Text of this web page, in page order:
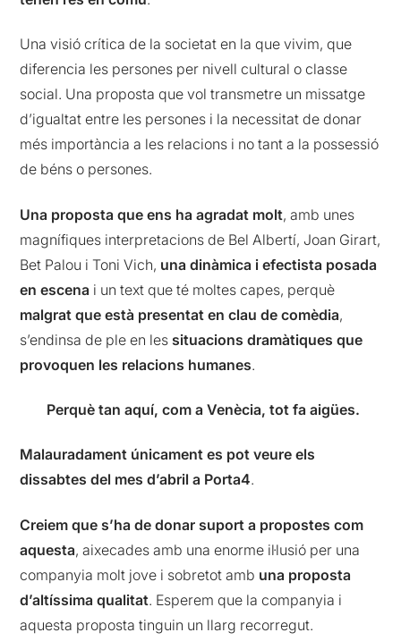
Una visió crítica de la societat en la que vivim, que
diferencia les persones per nivell cultural o classe
social. Una proposta que vol transmetre un missatge
d’igualtat entre les persones i la necessitat de donar
més importància a les relacions i no tant a la possessió
de béns o persones.
Una proposta que ens ha agradat molt, amb unes
magnífiques interpretacions de Bel Albertí, Joan Girart,
Bet Palou i Toni Vich, una dinàmica i efectista posada
en escena i un text que té moltes capes, perquè
malgrat que està presentat en clau de comèdia,
s’endinsa de ple en les situacions dramàtiques que
provoquen les relacions humanes.
Perquè tan aquí, com a Venècia, tot fa aigües.
Malauradament únicament es pot veure els
dissabtes del mes d’abril a Porta4.
Creiem que s’ha de donar suport a propostes com
aquesta, aixecades amb una enorme il·lusió per una
companyia molt jove i sobretot amb una proposta
d’altíssima qualitat. Esperem que la companyia i
aquesta proposta tinguin un llarg recorregut.